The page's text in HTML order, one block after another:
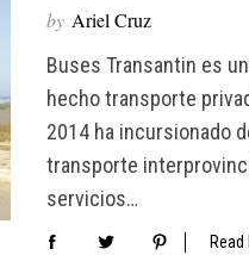
by Ariel Cruz
Buses Transantin es
hecho transporte
2014 ha incursionado
transporte
servicios…
Read